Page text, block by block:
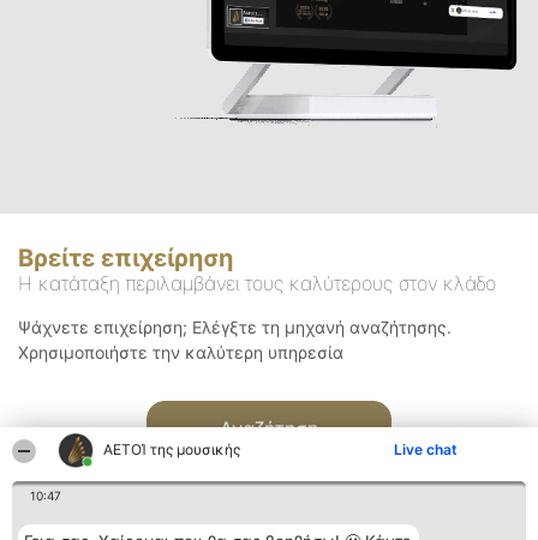
ΑΕΤΟΊ της μουσικής Live chat
10:47
Βρείτε επιχείρηση
Η κατάταξη περιλαμβάνει τους καλύτερους στον κλάδο
Ψάχνετε επιχείρηση; Ελέγξτε τη μηχανή αναζήτησης.
Χρησιμοποιήστε την καλύτερη υπηρεσία
Αναζήτηση